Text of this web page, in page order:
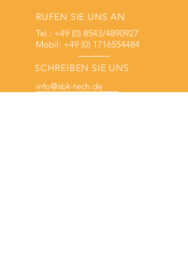
RUFEN SIE UNS AN
Tel.: +49 (0) 8543/4890927
Mobil: +49 (0) 1716554484
SCHREIBEN SIE UNS
info@sbk-tech.de